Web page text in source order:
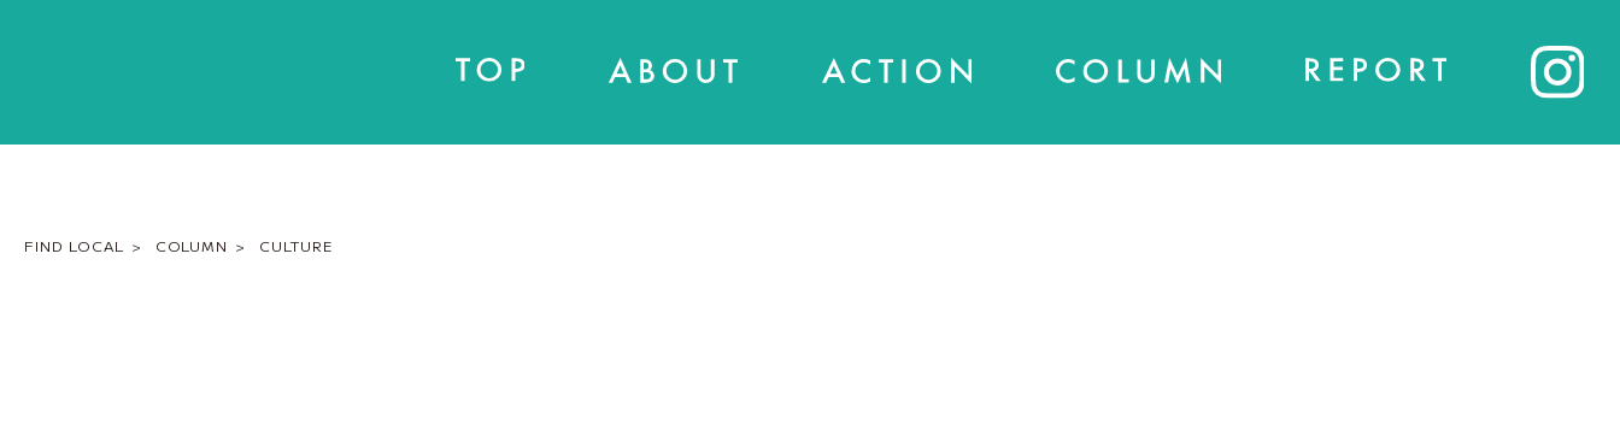
FIND LOCAL COLUMN CULTURE